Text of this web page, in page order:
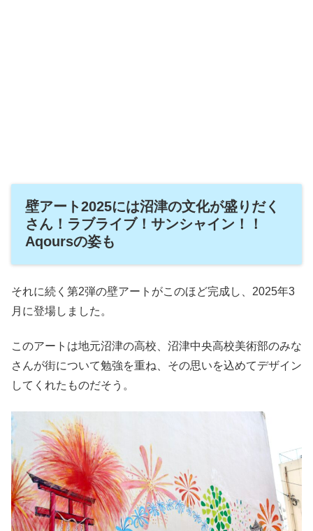
壁アート2025には沼津の文化が盛りだく
さん！ラブライブ！サンシャイン！！
Aqoursの姿も
それに続く第2弾の壁アートがこのほど完成し、2025年3
月に登場しました。
このアートは地元沼津の高校、沼津中央高校美術部のみな
さんが街について勉強を重ね、その思いを込めてデザイン
してくれたものだそう。